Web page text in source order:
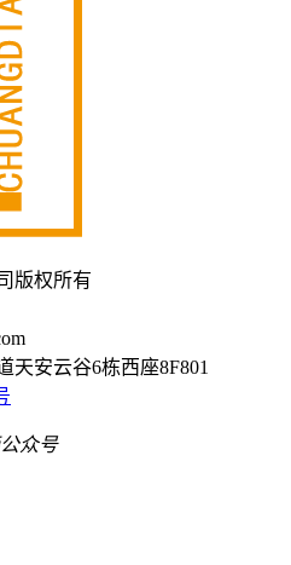
版权所有
天安云谷6栋西座8F801
众号